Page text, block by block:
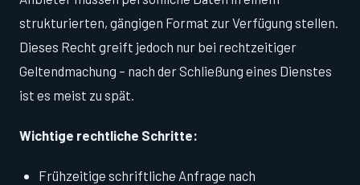
strukturierten, gängigen Format zur Verfügung stellen.
Dieses Recht greift jedoch nur bei rechtzeitiger
Geltendmachung – nach der Schließung eines Dienstes
ist es meist zu spät.
Wichtige rechtliche Schritte:
Frühzeitige schriftliche Anfrage nach